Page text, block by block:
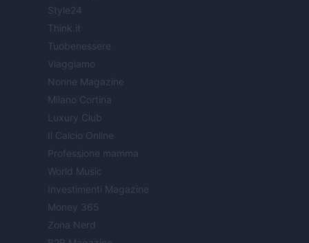
Style24
Think.it
Tuobenessere
Viaggiamo
Nonne Magazine
Milano Cortina
Luxury Club
Il Calcio Online
Professione mamma
World Music
Investimenti Magazine
Money 365
Zona Nerd